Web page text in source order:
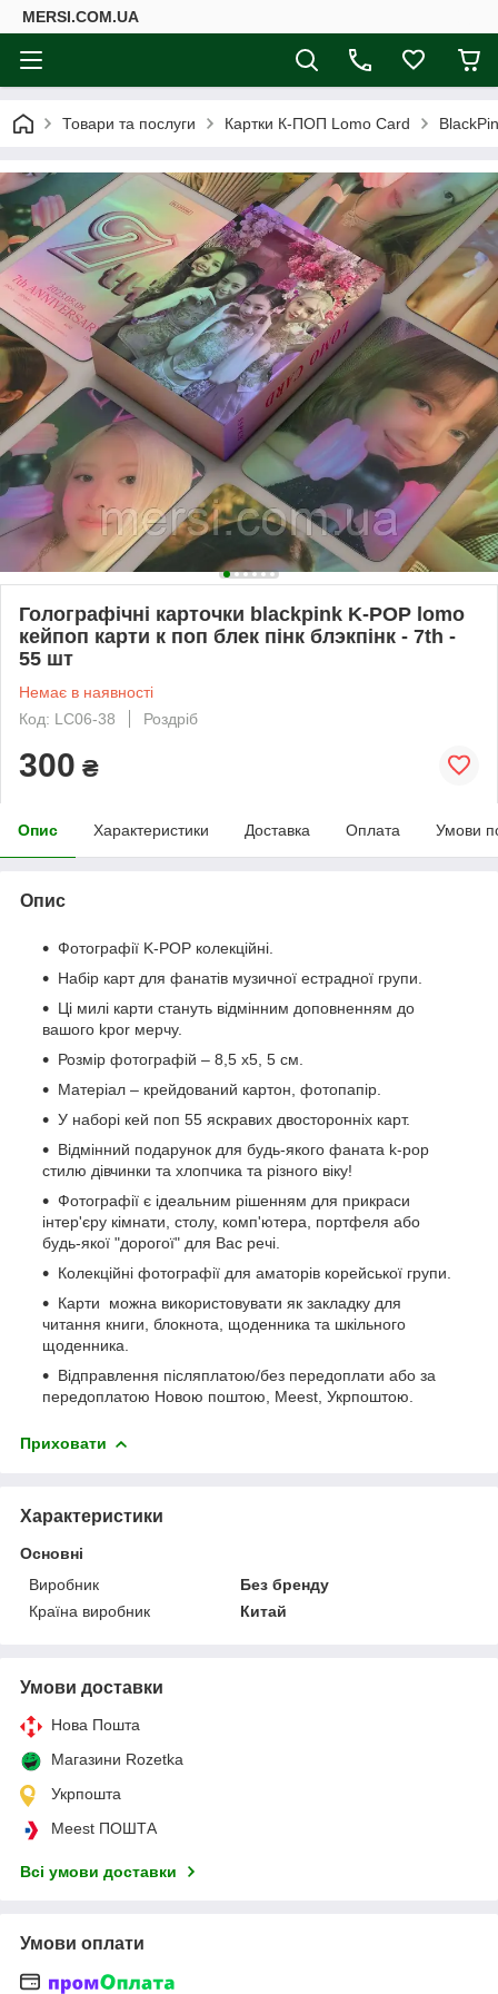
MERSI.COM.UA
Товари та послуги Картки К-ПОП Lomo Card
Голографічні карточки blackpink K-POP lomo
кейпоп карти к поп блек пінк блэкпінк - 7th -
55 шт
Немає в наявності
Код: LC06-38
Роздріб
300 ₴
Опис Характеристики Доставка Оплата Умови
Опис
Фотографії K-POP колекційні.
Набір карт для фанатів музичної естрадної групи.
Ці милі карти стануть відмінним доповненням до
вашого kpor мерчу.
Розмір фотографій – 8,5 х5, 5 см.
Матеріал – крейдований картон, фотопапір.
У наборі кей поп 55 яскравих двосторонніх карт.
Відмінний подарунок для будь-якого фаната k-pop
стилю дівчинки та хлопчика та різного віку!
Фотографії є ідеальним рішенням для прикраси
інтер'єру кімнати, столу, комп'ютера, портфеля або
будь-якої "дорогої" для Вас речі.
Колекційні фотографії для аматорів корейської групи.
Карти можна використовувати як закладку для
читання книги, блокнота, щоденника та шкільного
щоденника.
Відправлення післяплатою/без передоплати або за
передоплатою Новою поштою, Meest, Укрпоштою.
Приховати
Характеристики
Основні
Виробник
Без бренду
Країна виробник
Китай
Умови доставки
Нова Пошта
Магазини Rozetka
Укрпошта
Meest ПОШТА
Всі умови доставки
Умови оплати